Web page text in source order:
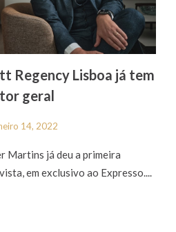
Regency Lisboa já tem
geral
14, 2022
Martins já deu a primeira
em exclusivo ao Expresso....